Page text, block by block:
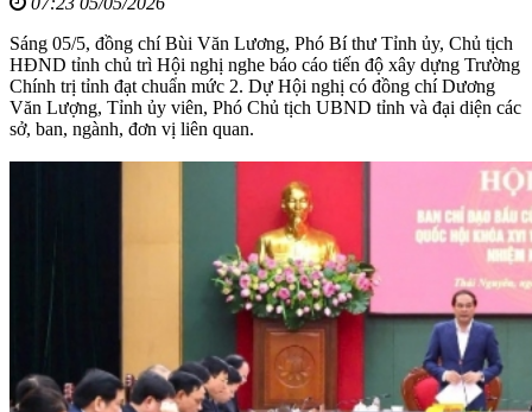
Sáng 05/5, đồng chí Bùi Văn Lương, Phó Bí thư Tỉnh ủy, Chủ tịch
HĐND tỉnh chủ trì Hội nghị nghe báo cáo tiến độ xây dựng Trường
Chính trị tỉnh đạt chuẩn mức 2. Dự Hội nghị có đồng chí Dương
Văn Lượng, Tỉnh ủy viên, Phó Chủ tịch UBND tỉnh và đại diện các
sở, ban, ngành, đơn vị liên quan.